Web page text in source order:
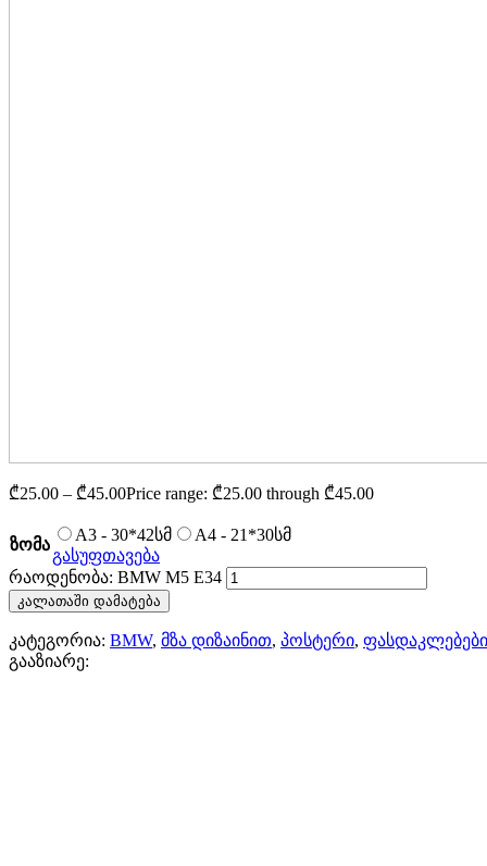
₾25.00 – ₾45.00Price range: ₾25.00 through ₾45.00
ზომა
A3 - 30*42სმ
A4 - 21*30სმ
გასუფთავება
რაოდენობა: BMW M5 E34
კალათაში დამატება
კატეგორია: BMW, მზა დიზაინით, პოსტერი, ფასდაკლებები
გააზიარე: